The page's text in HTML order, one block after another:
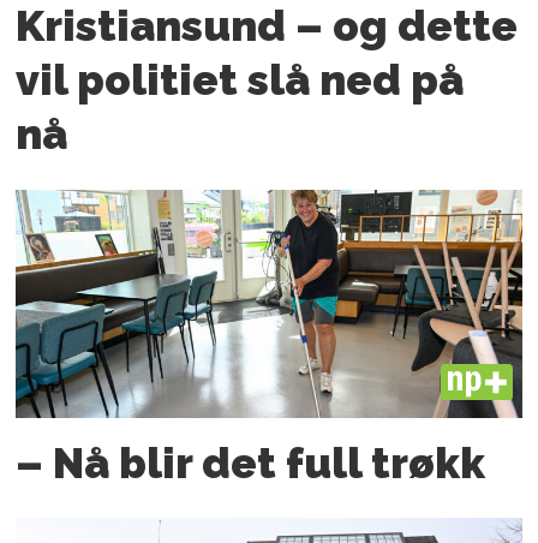
Kristiansund – og dette
vil politiet slå ned på
nå
PLUS
– Nå blir det full trøkk